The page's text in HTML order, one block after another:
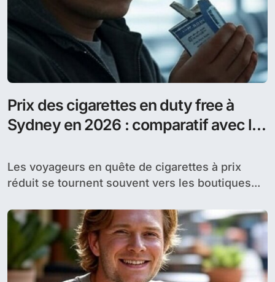
Prix des cigarettes en duty free à
Sydney en 2026 : comparatif avec la
Les voyageurs en quête de cigarettes à prix
réduit se tournent souvent vers les boutiques...